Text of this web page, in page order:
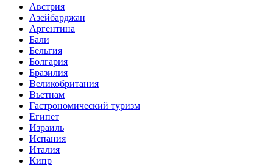
Австрия
Азейбарджан
Аргентина
Бали
Бельгия
Болгария
Бразилия
Великобритания
Вьетнам
Гастрономический туризм
Египет
Израиль
Испания
Италия
Кипр